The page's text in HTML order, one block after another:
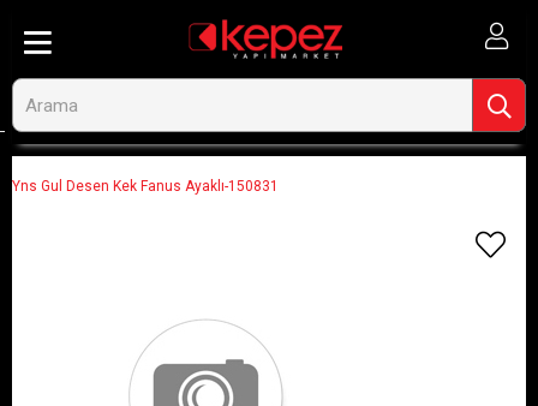
Yns Gul Desen Kek Fanus Ayaklı-150831